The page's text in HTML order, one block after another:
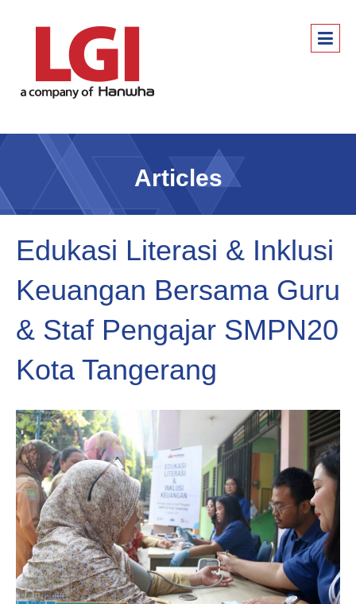
Articles
Edukasi Literasi & Inklusi
Keuangan Bersama Guru
& Staf Pengajar SMPN20
Kota Tangerang